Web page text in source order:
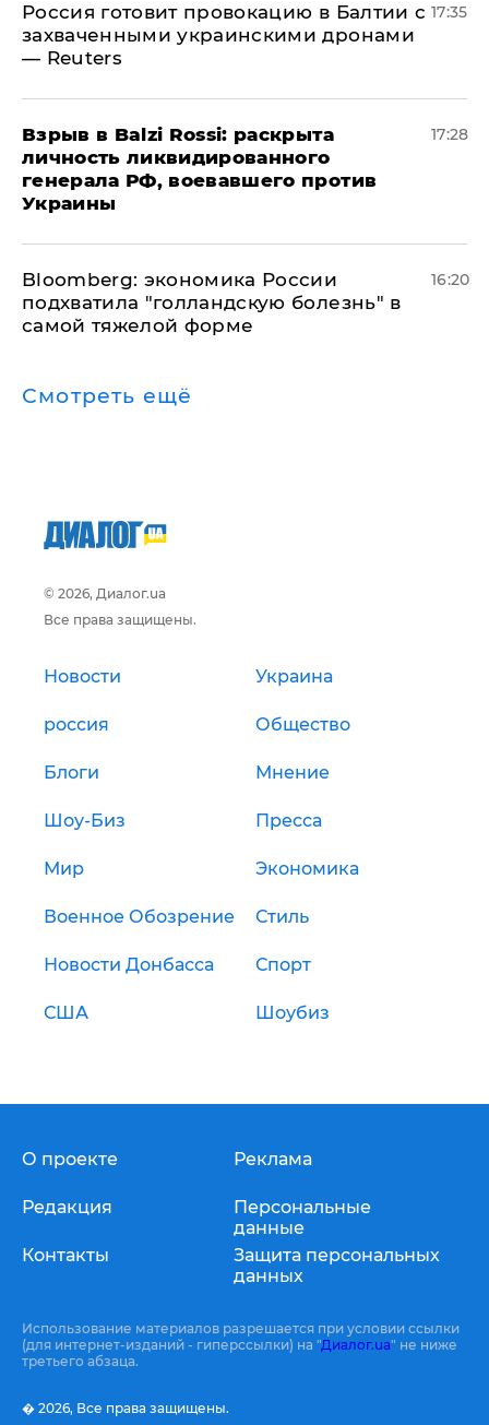
​Россия готовит провокацию в Балтии с
захваченными украинскими дронами
— Reuters
17:35
​Взрыв в Balzi Rossi: раскрыта
личность ликвидированного
генерала РФ, воевавшего против
Украины
17:28
Bloomberg: экономика России
подхватила "голландскую болезнь" в
самой тяжелой форме
16:20
Смотреть ещё
© 2026, Диалог.ua
Все права защищены.
Новости Украина
россия Общество
Блоги Мнение
Шоу-Биз Пресса
Мир Экономика
Военное Обозрение Стиль
Новости Донбасса Спорт
США Шоубиз
О проекте
Редакция
Контакты
Реклама
Персональные
данные
Защита персональных
данных
Использование материалов разрешается при условии ссылки
(для интернет-изданий - гиперссылки) на "Диалог.ua" не ниже
третьего абзаца.
� 2026, Все права защищены.